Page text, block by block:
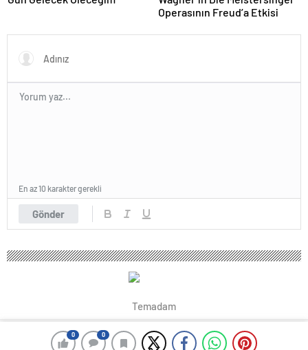
0 0
Operasının Freud’a Etkisi
Gönder
En az 10 karakter gerekli
Temadam